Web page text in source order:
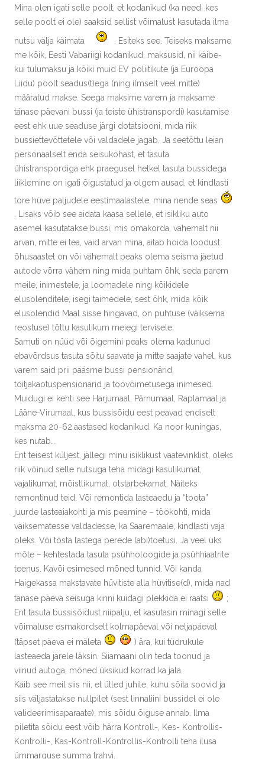
Mina olen igati selle poolt, et kodanikud (ka need, kes
selle poolt ei ole) saaksid sellist võimalust kasutada ilma
nutsu välja käimata
. Esiteks see. Teiseks maksame
me kõik, Eesti Vabariigi kodanikud, maksusid, nii käibe-
kui tulumaksu ja kõiki muid EV poliitikute (ja Euroopa
Liidu) poolt seadus(t)ega (ning ilmselt veel mitte)
määratud makse. Seega maksime varem ja maksame
tänase päevani bussi (ja teiste ühistranspordi) kasutamise
eest ehk uue seaduse järgi dotatsiooni, mida riik
bussiettevõttetele või valdadele jagab. Ja seetõttu leian
personaalselt enda seisukohast, et tasuta
ühistranspordiga ehk praegusel hetkel tasuta bussidega
liiklemine on igati õigustatud ja olgem ausad, et kindlasti
tore hüve paljudele eestimaalastele, mina nende seas
. Lisaks võib see aidata kaasa sellele, et isikliku auto
asemel kasutatakse bussi, mis omakorda, vähemalt nii
arvan, mitte ei tea, vaid arvan mina, aitab hoida loodust:
õhusaastet on või vähemalt peaks olema seisma jäetud
autode võrra vähem ning mida puhtam õhk, seda parem
meile, inimestele, ja loomadele ning kõikidele
elusolenditele, isegi taimedele, sest õhk, mida kõik
elusolendid Maal sisse hingavad, on puhtuse (väiksema
reostuse) tõttu kasulikum meiegi tervisele.
Samuti on nüüd või õigemini peaks olema kadunud
ebavõrdsus tasuta sõitu saavate ja mitte saajate vahel, kus
varem said prii pääsme bussi pensionärid,
toitjakaotuspensionärid ja töövõimetusega inimesed.
Muidugi ei kehti see Harjumaal, Pärnumaal, Raplamaal ja
Lääne-Virumaal, kus bussisõidu eest peavad endiselt
maksma 20-62.aastased kodanikud. Ka noor kuningas,
kes nutab…
Ent teisest küljest, jällegi minu isiklikust vaatevinklist, oleks
riik võinud selle nutsuga teha midagi kasulikumat,
vajalikumat, mõistlikumat, otstarbekamat. Näiteks
remontinud teid. Või remontida lasteaedu ja “toota”
juurde lasteaiakohti ja mis peamine – töökohti, mida
väiksematesse valdadesse, ka Saaremaale, kindlasti vaja
oleks. Või tõsta lastega perede (abi)toetusi. Ja veel üks
mõte – kehtestada tasuta psühholoogide ja psühhiaatrite
teenus. Kavõi esimesed mõned tunnid. Või kanda
Haigekassa makstavate hüvitiste alla hüvitise(d), mida nad
tänase päeva seisuga kinni kuidagi plekkida ei raatsi
;
Ent tasuta bussisõidust niipalju, et kasutasin minagi selle
võimaluse esmakordselt kolmapäeval või neljapäeval
(täpset päeva ei mäleta
) ära, kui tüdrukule
lasteaeda järele läksin. Siiamaani olin teda toonud ja
viinud autoga, mõned üksikud korrad ka jala.
Käib see meil siis nii, et ütled juhile, kuhu sõita soovid ja
siis väljastatakse nullpilet (sest linnaliini bussidel ei ole
valideerimisaparaate), mis sõidu õiguse annab. Ilma
piletita sõidu eest võib härra Kontroll-, Kes- Kontrollis-
Kontrolli-, Kas-Kontroll-Kontrollis-Kontrolli teha ilusa
ümmarguse summa trahvi.